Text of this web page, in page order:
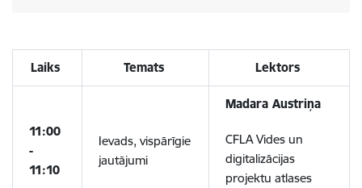
Laiks Temats Lektors
11:00
-
11:10
Ievads, vispārīgie
jautājumi
Madara Austriņa
CFLA Vides un
digitalizācijas
projektu atlases